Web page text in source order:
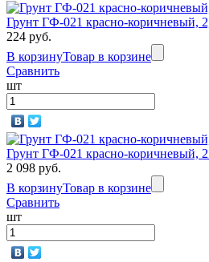
Грунт ГФ-021 красно-коричневый,
224 руб.
В корзинуТовар в корзине
Сравнить
шт
Грунт ГФ-021 красно-коричневый,
2 098 руб.
В корзинуТовар в корзине
Сравнить
шт